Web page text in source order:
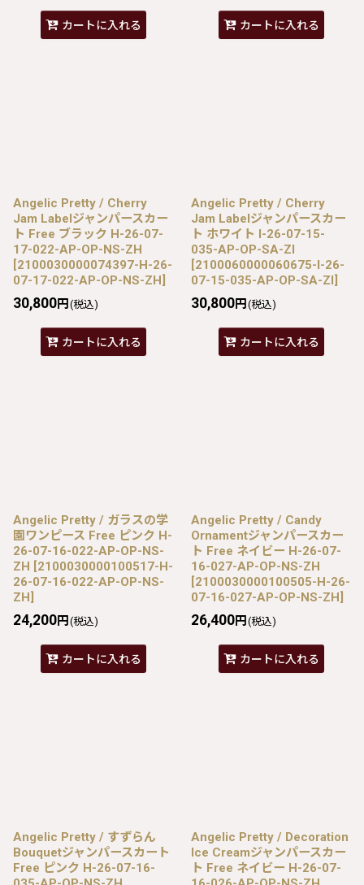
カートに入れる カートに入れる
Angelic Pretty / Cherry
Jam Labelジャンパースカー
ト Free ブラック H-26-07-
17-022-AP-OP-NS-ZH
[2100030000074397-H-26-
07-17-022-AP-OP-NS-ZH]
30,800円 (税込)
カートに入れる
Angelic Pretty / Cherry
Jam Labelジャンパースカー
ト ホワイト I-26-07-15-
035-AP-OP-SA-ZI
[2100060000060675-I-26-
07-15-035-AP-OP-SA-ZI]
30,800円 (税込)
カートに入れる
Angelic Pretty / ガラスの学
園ワンピース Free ピンク H-
26-07-16-022-AP-OP-NS-
ZH [2100030000100517-H-
26-07-16-022-AP-OP-NS-
ZH]
24,200円 (税込)
カートに入れる
Angelic Pretty / Candy
Ornamentジャンパースカー
ト Free ネイビー H-26-07-
16-027-AP-OP-NS-ZH
[2100030000100505-H-26-
07-16-027-AP-OP-NS-ZH]
26,400円 (税込)
カートに入れる
Angelic Pretty / すずらん
Bouquetジャンパースカート
Free ピンク H-26-07-16-
Angelic Pretty / Decoration
Ice Creamジャンパースカー
ト Free ネイビー H-26-07-